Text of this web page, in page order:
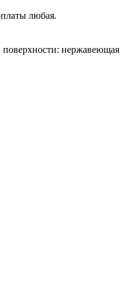
любая.
нержавеющая